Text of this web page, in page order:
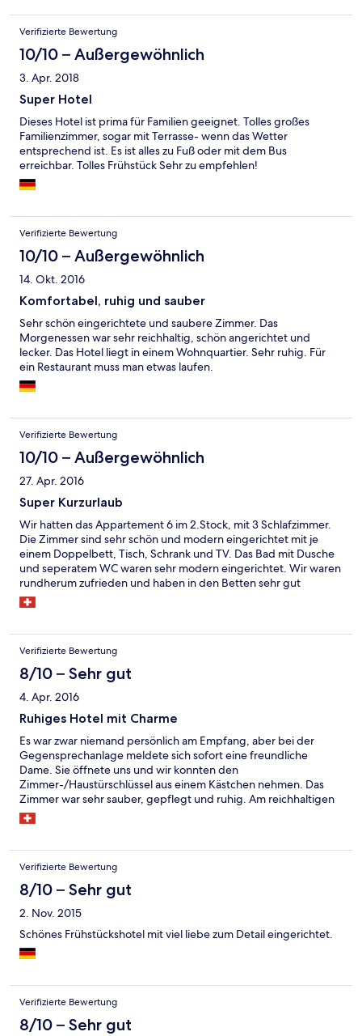
geworden, haben aber wohl keine zeit da sie das
frühstücksgeschirr von hand abwaschen müssen. Ps es gibt
übrigens keine reception, reception küche und der
frühstücksraum ist alles zusammen. Preis leistung war okay,
hatte aber schon zu einem günstigeren preis ein besseres hotel.
Also ich möchte eigentlich nicht wieder kommen ins hacienda.
Trotzdem ein dankeschön aus der schweiz.
Verifizierte Bewertung
10/10 – Außergewöhnlich
3. Apr. 2018
Super Hotel
Dieses Hotel ist prima für Familien geeignet. Tolles großes
Familienzimmer, sogar mit Terrasse- wenn das Wetter
entsprechend ist. Es ist alles zu Fuß oder mit dem Bus
erreichbar. Tolles Frühstück Sehr zu empfehlen!
Verifizierte Bewertung
10/10 – Außergewöhnlich
14. Okt. 2016
Komfortabel, ruhig und sauber
Sehr schön eingerichtete und saubere Zimmer. Das
Morgenessen war sehr reichhaltig, schön angerichtet und
lecker. Das Hotel liegt in einem Wohnquartier. Sehr ruhig. Für
ein Restaurant muss man etwas laufen.
Verifizierte Bewertung
10/10 – Außergewöhnlich
27. Apr. 2016
Super Kurzurlaub
Wir hatten das Appartement 6 im 2.Stock, mit 3 Schlafzimmer.
Die Zimmer sind sehr schön und modern eingerichtet mit je
einem Doppelbett, Tisch, Schrank und TV. Das Bad mit Dusche
und seperatem WC waren sehr modern eingerichtet. Wir waren
rundherum zufrieden und haben in den Betten sehr gut
übernachtet. Die Lage, war sehr weit ausserhalb der Stadt für
den Preis, dafür macht es die Bushaltestelle direkt vor dem
es ist nicht immer jemand im Haus. Durch eine Freisprechanlage
bekommt man Zutritt zum Hotel und die Schlüssel liegen in
einem Schlüsselkasten bereit. Aber es war schlussendlich alles in
allem ein gelungener Kurzurlaub. Würde sicher wieder
kommen.
Verifizierte Bewertung
8/10 – Sehr gut
4. Apr. 2016
Ruhiges Hotel mit Charme
Es war zwar niemand persönlich am Empfang, aber bei der
Gegensprechanlage meldete sich sofort eine freundliche
Dame. Sie öffnete uns und wir konnten den
Zimmer-/Haustürschlüssel aus einem Kästchen nehmen. Das
Zimmer war sehr sauber, gepflegt und ruhig. Am reichhaltigen
Frühstücksbuffet war eine nette Dame, die uns herzlich
betreute. Bei ihr konnten wir dann auch auschecken. Wir haben
Verifizierte Bewertung
8/10 – Sehr gut
2. Nov. 2015
Schönes Frühstückshotel mit viel liebe zum Detail eingerichtet.
Verifizierte Bewertung
8/10 – Sehr gut